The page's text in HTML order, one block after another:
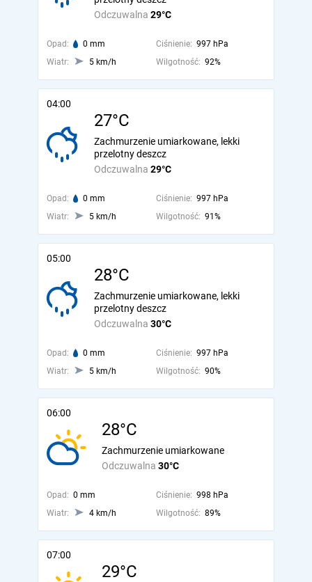
Odczuwalna 29°C
Opad: 0 mm Ciśnienie: 997 hPa
Wiatr:
5 km/h Wilgotność: 92%
04:00
27°C
Odczuwalna 29°C
Zachmurzenie umiarkowane, lekki
przelotny deszcz
Opad: 0 mm Ciśnienie: 997 hPa
Wiatr:
5 km/h Wilgotność: 91%
05:00
28°C
Odczuwalna 30°C
Zachmurzenie umiarkowane, lekki
przelotny deszcz
Opad: 0 mm Ciśnienie: 997 hPa
Wiatr:
5 km/h Wilgotność: 90%
06:00
28°C
Odczuwalna 30°C
Zachmurzenie umiarkowane
Opad: 0 mm Ciśnienie: 998 hPa
Wiatr:
4 km/h Wilgotność: 89%
07:00
29°C